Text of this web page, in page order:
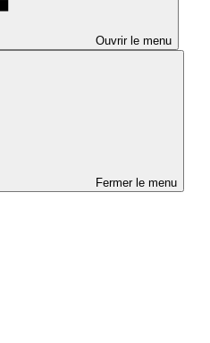
Ouvrir le menu
Fermer le menu